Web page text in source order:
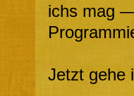
ichs mag
Jetzt gehe